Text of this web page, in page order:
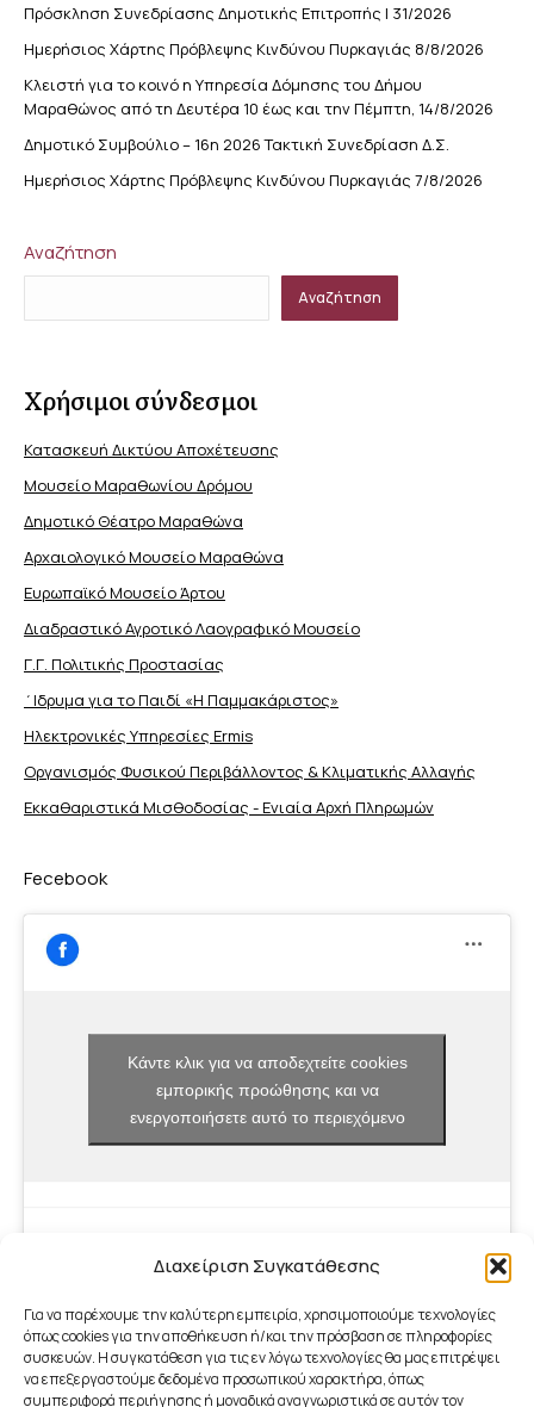
Διαχείριση Συγκατάθεσης
Για να παρέχουμε την καλύτερη εμπειρία, χρησιμοποιούμε τεχνολογίες
όπως cookies για την αποθήκευση ή/και την πρόσβαση σε πληροφορίες
συσκευών. Η συγκατάθεση για τις εν λόγω τεχνολογίες θα μας επιτρέψει
να επεξεργαστούμε δεδομένα προσωπικού χαρακτήρα, όπως
συμπεριφορά περιήγησης ή μοναδικά αναγνωριστικά σε αυτόν τον
Πρόσκληση Συνεδρίασης Δημοτικής Επιτροπής | 31/2026
Ημερήσιος Χάρτης Πρόβλεψης Κινδύνου Πυρκαγιάς 8/8/2026
Κλειστή για το κοινό η Υπηρεσία Δόμησης του Δήμου
Μαραθώνος από τη Δευτέρα 10 έως και την Πέμπτη, 14/8/2026
Δημοτικό Συμβούλιο – 16η 2026 Τακτική Συνεδρίαση Δ.Σ.
Ημερήσιος Χάρτης Πρόβλεψης Κινδύνου Πυρκαγιάς 7/8/2026
Αναζήτηση
Αναζήτηση
Χρήσιμοι σύνδεσμοι
Κατασκευή Δικτύου Αποχέτευσης
Μουσείο Μαραθωνίου Δρόμου
Δημοτικό Θέατρο Μαραθώνα
Αρχαιολογικό Μουσείο Μαραθώνα
Ευρωπαϊκό Μουσείο Άρτου
Διαδραστικό Αγροτικό Λαογραφικό Μουσείο
Γ.Γ. Πολιτικής Προστασίας
΄Ιδρυμα για το Παιδί «Η Παμμακάριστος»
Ηλεκτρονικές Υπηρεσίες Ermis
Οργανισμός Φυσικού Περιβάλλοντος & Κλιματικής Aλλαγής
Εκκαθαριστικά Μισθοδοσίας - Ενιαία Αρχή Πληρωμών
Fecebook
Κάντε κλικ για να αποδεχτείτε cookies
εμπορικής προώθησης και να
ενεργοποιήσετε αυτό το περιεχόμενο